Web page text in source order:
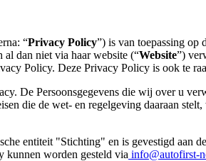
“Privacy Policy”) is van toepassing op
al dan niet via haar website (“Website”)
Policy. Deze Privacy Policy is ook te
De Persoonsgegevens die wij over u
die de wet- en regelgeving daaraan
entiteit "Stichting" en is gevestigd aan
kunnen worden gesteld via info@autofirst-